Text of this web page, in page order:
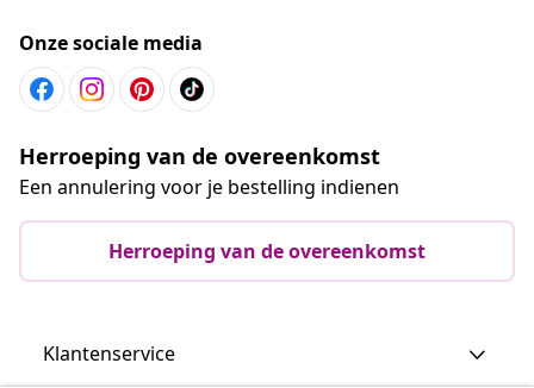
Onze sociale media
Herroeping van de overeenkomst
Een annulering voor je bestelling indienen
Herroeping van de overeenkomst
Klantenservice